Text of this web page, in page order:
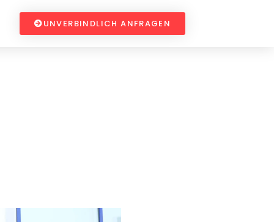
UNVERBINDLICH ANFRAGEN